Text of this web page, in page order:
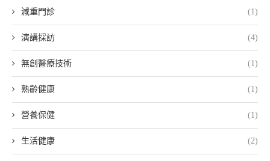
減重門診 (1)
演講採訪 (4)
無創醫療技術 (1)
熟齡健康 (1)
營養保健 (1)
生活健康 (2)